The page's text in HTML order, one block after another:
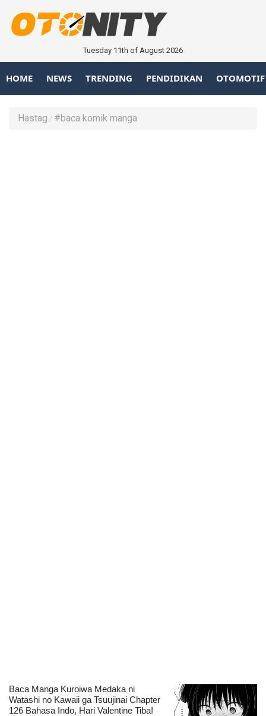
Tuesday 11th of August 2026
HOME NEWS TRENDING PENDIDIKAN OTOMOTIF
Hastag #baca komik manga
Baca Manga Kuroiwa Medaka ni
Watashi no Kawaii ga Tsuujinai Chapter
126 Bahasa Indo, Hari Valentine Tiba!